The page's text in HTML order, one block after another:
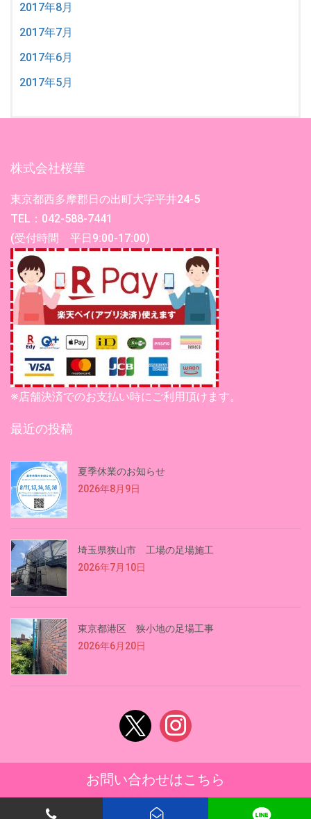
2017年8月
2017年7月
2017年6月
2017年5月
株式会社桜華
東京都西多摩郡日の出町大字平井24-5
TEL：042-588-7441
(受付時間 平日9:00-17:00)
※店舗決済でのお支払い時にご利用頂けます。
最近の投稿
夏季休業のお知らせ
2026年8月9日
埼玉県狭山市 工場の足場施工
2026年7月10日
東京都港区 狭小地の足場工事
2026年6月20日
x instagram
Copyright © 株式会社桜華 All Rights Reserved.
お問い合わせはこちら